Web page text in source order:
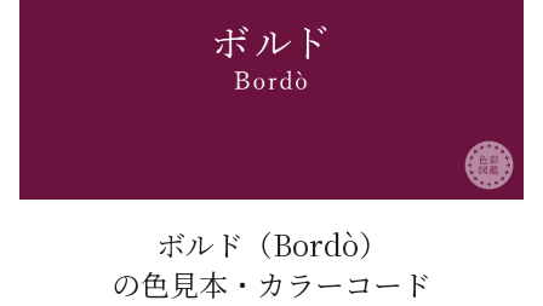
ボルド （Bordò）
の色見本・カラーコード